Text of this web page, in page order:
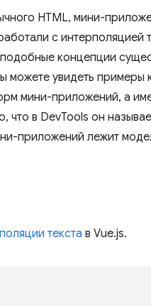
HTML, мини-
с интерполяцией
концепции
можете увидеть примеры
мини-приложений, а
что в DevTools он
приложений лежит
текста в Vue.js.